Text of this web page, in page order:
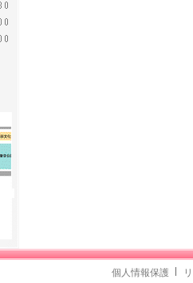
個人情報保護